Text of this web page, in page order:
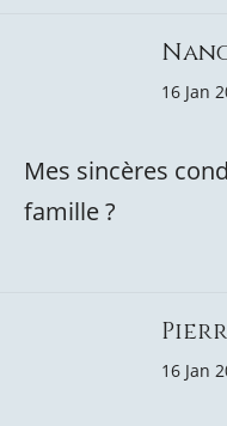
16 Jan
Mes sincères
famille ?
16 Jan